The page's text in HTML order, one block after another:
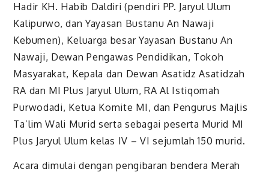
Hadir KH. Habib Daldiri (pendiri PP. Jaryul Ulum
Kalipurwo, dan Yayasan Bustanu An Nawaji
Kebumen), Keluarga besar Yayasan Bustanu An
Nawaji, Dewan Pengawas Pendidikan, Tokoh
Masyarakat, Kepala dan Dewan Asatidz Asatidzah
RA dan MI Plus Jaryul Ulum, RA Al Istiqomah
Purwodadi, Ketua Komite MI, dan Pengurus Majlis
Ta’lim Wali Murid serta sebagai peserta Murid MI
Plus Jaryul Ulum kelas IV – VI sejumlah 150 murid.
Acara dimulai dengan pengibaran bendera Merah